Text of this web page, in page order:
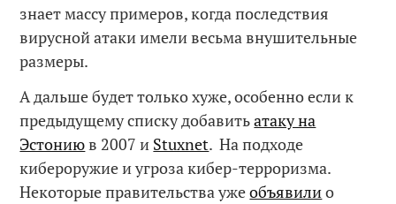
знает массу примеров, когда последствия
вирусной атаки имели весьма внушительные
размеры.
А дальше будет только хуже, особенно если к
предыдущему списку добавитьатаку на
Эстониюв 2007 и Stuxnet. На подходе
кибероружие и угроза кибер-терроризма.
Некоторые правительства ужеобъявилио